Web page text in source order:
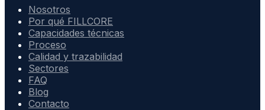
Nosotros
Por qué FILLCORE
Capacidades técnicas
Proceso
Calidad y trazabilidad
Sectores
FAQ
Blog
Contacto